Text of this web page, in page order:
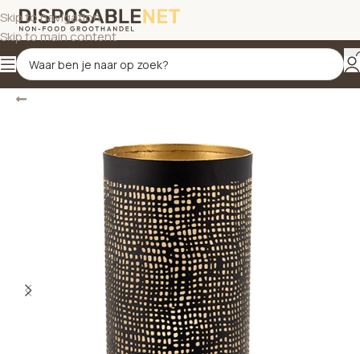
Skip to navigation
Skip to main content
Terug Home/Kandelaars